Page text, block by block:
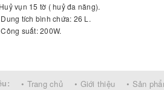
Huỷ vụn 15 tờ ( huỷ đa năng).
Dung tích bình chứa: 26 L.
Công suất: 200W.
• Trang chủ • Giới thiệu • Sản